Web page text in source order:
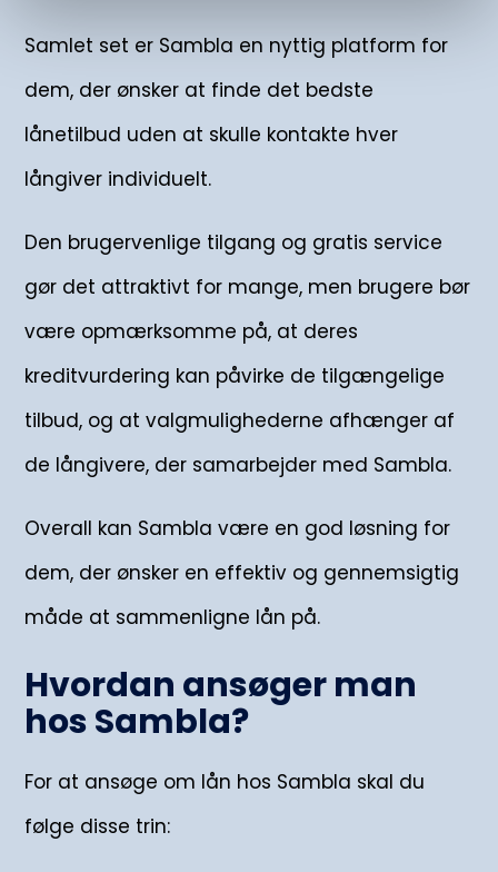
Samlet set er Sambla en nyttig platform for
dem, der ønsker at finde det bedste
lånetilbud uden at skulle kontakte hver
långiver individuelt.
Den brugervenlige tilgang og gratis service
gør det attraktivt for mange, men brugere bør
være opmærksomme på, at deres
kreditvurdering kan påvirke de tilgængelige
tilbud, og at valgmulighederne afhænger af
de långivere, der samarbejder med Sambla.
Overall kan Sambla være en god løsning for
dem, der ønsker en effektiv og gennemsigtig
måde at sammenligne lån på.
Hvordan ansøger man
hos Sambla?
For at ansøge om lån hos Sambla skal du
følge disse trin: